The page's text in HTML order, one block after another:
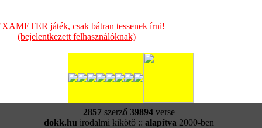
játék, csak bátran tessenek írni!
(bejelentkezett felhasználóknak)
2857szerző 39894verse
dokk.hu irodalmi kikötő :: alapítva 2000-ben